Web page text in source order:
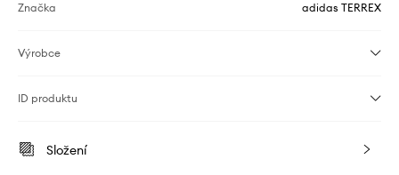
Značka adidas TERREX
Výrobce
ID produktu
Složení